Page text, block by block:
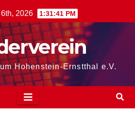
2026 1:31:42 PM
Hohenstein-Ernstthal e.V.